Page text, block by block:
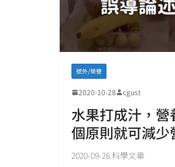
號外/榮譽
2020-10-28 cgust
水果打成汁，
個原則就可減少
2020-09-26 科學文章